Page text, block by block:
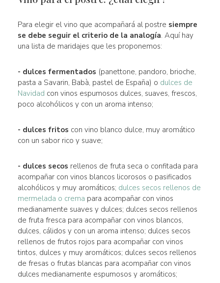
Para elegir el vino que acompañará al postre siempre
se debe seguir el criterio de la analogía. Aquí hay
una lista de maridajes que les proponemos:
- dulces fermentados (panettone, pandoro, brioche,
pasta a Savarin, Babà, pastel de España) o dulces de
Navidad con vinos espumosos dulces, suaves, frescos,
poco alcohólicos y con un aroma intenso;
- dulces fritos con vino blanco dulce, muy aromático
con un sabor rico y suave;
- dulces secos rellenos de fruta seca o confitada para
acompañar con vinos blancos licorosos o pasificados
alcohólicos y muy aromáticos; dulces secos rellenos de
mermelada o crema para acompañar con vinos
medianamente suaves y dulces; dulces secos rellenos
de fruta fresca para acompañar con vinos blancos,
dulces, cálidos y con un aroma intenso; dulces secos
rellenos de frutos rojos para acompañar con vinos
tintos, dulces y muy aromáticos; dulces secos rellenos
de fresas o frutas blancas para acompañar con vinos
dulces medianamente espumosos y aromáticos;